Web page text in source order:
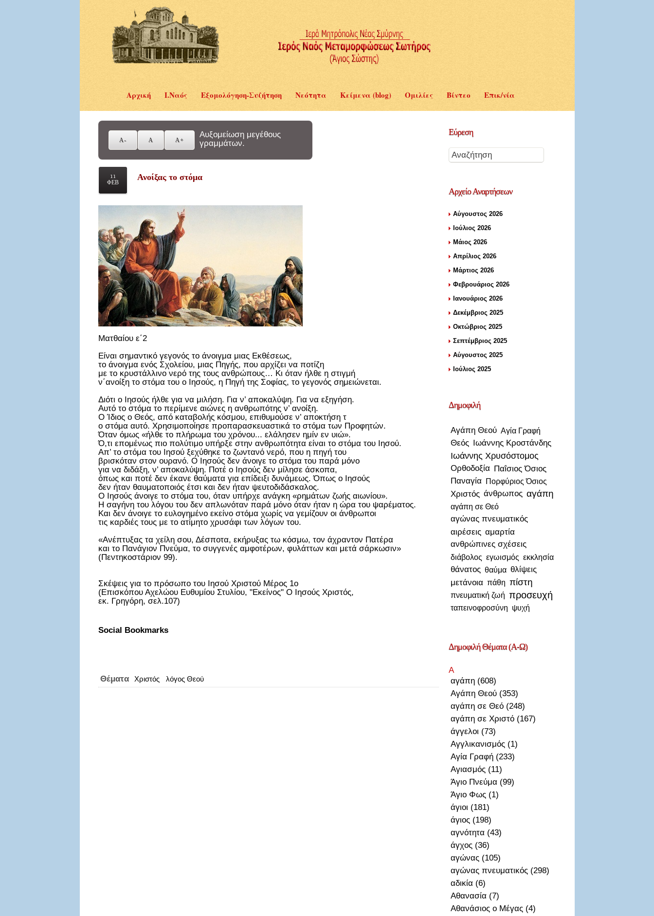
Αρχική Ι.Ναός Εξομολόγηση-Συζήτηση Νεότητα Κείμενα (blog) Ομιλίες Βίντεο Επικ/νία
Αυξομείωση μεγέθους
γραμμάτων.
11
ΦΕΒ
Ανοίξας το στόμα
Ματθαίου ε΄2
Είναι σημαντικό γεγονός το άνοιγμα μιας Εκθέσεως,
το άνοιγμα ενός Σχολείου, μιας Πηγής, που αρχίζει να ποτίζη
με το κρυστάλλινο νερό της τους ανθρώπους… Κι όταν ήλθε η στιγμή
ν΄ανοίξη το στόμα του ο Ιησούς, η Πηγή της Σοφίας, το γεγονός σημειώνεται.
Διότι ο Ιησούς ήλθε για να μιλήση. Για ν’ αποκαλύψη. Για να εξηγήση.
Αυτό το στόμα το περίμενε αιώνες η ανθρωπότης ν’ ανοίξη.
Ο Ίδιος ο Θεός, από καταβολής κόσμου, επιθυμούσε ν’ αποκτήση τ
ο στόμα αυτό. Χρησιμοποίησε προπαρασκευαστικά το στόμα των Προφητών.
Όταν όμως «ήλθε το πλήρωμα του χρόνου... ελάλησεν ημίν εν υιώ».
Ό,τι επομένως πιο πολύτιμο υπήρξε στην ανθρωπότητα είναι το στόμα του Ιησού.
Απ’ το στόμα του Ιησού ξεχύθηκε το ζωντανό νερό, που η πηγή του
βρισκόταν στον ουρανό. Ο Ιησούς δεν άνοιγε το στόμα του παρά μόνο
για να διδάξη, ν’ αποκαλύψη. Ποτέ ο Ιησούς δεν μίλησε άσκοπα,
όπως και ποτέ δεν έκανε θαύματα για επίδειξι δυνάμεως. Όπως ο Ιησούς
δεν ήταν θαυματοποιός έτσι και δεν ήταν ψευτοδιδάσκαλος.
Ο Ιησούς άνοιγε το στόμα του, όταν υπήρχε ανάγκη «ρημάτων ζωής αιωνίου».
Η σαγήνη του λόγου του δεν απλωνόταν παρά μόνο όταν ήταν η ώρα του ψαρέματος.
Και δεν άνοιγε το ευλογημένο εκείνο στόμα χωρίς να γεμίζουν οι άνθρωποι
τις καρδιές τους με το ατίμητο χρυσάφι των λόγων του.
«Ανέπτυξας τα χείλη σου, Δέσποτα, εκήρυξας τω κόσμω, τον άχραντον Πατέρα
και το Πανάγιον Πνεύμα, το συγγενές αμφοτέρων, φυλάττων και μετά σάρκωσιν»
(Πεντηκοστάριον 99).
Σκέψεις για το πρόσωπο του Ιησού Χριστού Μέρος 1ο
(Επισκόπου Αχελώου Ευθυμίου Στυλίου, "Εκείνος" Ο Ιησούς Χριστός,
εκ. Γρηγόρη, σελ.107)
Social Bookmarks
Θέματα Χριστός λόγος Θεού
Εύρεση
ΑρχείοΑναρτήσεων
Αύγουστος 2026
Ιούλιος 2026
Μάιος 2026
Απρίλιος 2026
Μάρτιος 2026
Φεβρουάριος 2026
Ιανουάριος 2026
Δεκέμβριος 2025
Οκτώβριος 2025
Σεπτέμβριος 2025
Αύγουστος 2025
Ιούλιος 2025
Δημοφιλή
Αγάπη Θεού Αγία Γραφή
Θεός Ιωάννης Κροστάνδης
Ιωάννης Χρυσόστομος
Ορθοδοξία Παΐσιος Όσιος
Παναγία Πορφύριος Όσιος
Χριστός άνθρωπος αγάπη
αγάπη σε Θεό
αγώνας πνευματικός
αιρέσεις αμαρτία
ανθρώπινες σχέσεις
διάβολος εγωισμός εκκλησία
θάνατος θαύμα θλίψεις
μετάνοια πάθη πίστη
πνευματική ζωή προσευχή
ταπεινοφροσύνη ψυχή
ΔημοφιλήΘέματα (Α-Ω)
Α
αγάπη (608)
Αγάπη Θεού (353)
αγάπη σε Θεό (248)
αγάπη σε Χριστό (167)
άγγελοι (73)
Αγγλικανισμός (1)
Αγία Γραφή (233)
Αγιασμός (11)
Άγιο Πνεύμα (99)
Άγιο Φως (1)
άγιοι (181)
άγιος (198)
αγνότητα (43)
άγχος (36)
αγώνας (105)
αγώνας πνευματικός (298)
αδικία (6)
Αθανασία (7)
Αθανάσιος ο Μέγας (4)